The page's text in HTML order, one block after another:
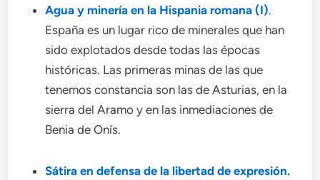
Agua y minería en la Hispania romana (I).
España es un lugar rico de minerales que han
sido explotados desde todas las épocas
históricas. Las primeras minas de las que
tenemos constancia son las de Asturias, en la
sierra del Aramo y en las inmediaciones de
Benia de Onís.
Sátira en defensa de la libertad de expresión.